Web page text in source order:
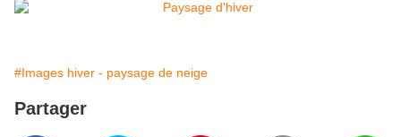
#Images hiver - paysage de neige
Partager